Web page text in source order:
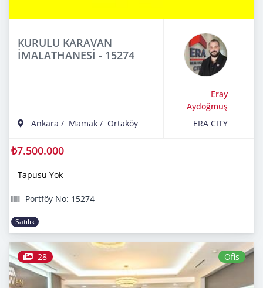
KURULU KARAVAN
İMALATHANESİ - 15274
Ankara / Mamak / Ortaköy
Eray
Aydoğmuş
ERA CITY
₺7.500.000
Tapusu Yok
Portföy No: 15274
Satılık
28 Ofis